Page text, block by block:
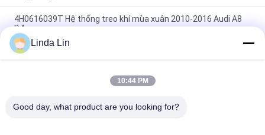
4H0616039T Hệ thống treo khí mùa xuân 2010-2016 Audi A8
D4
4Z7616051A Rear Left Air Suspension Strut / Audi Allroad Air
Suspension Replacement
Audi treo không khí 4Z7616051D 4Z7616051B A6 / C5 4b
Linda Lin
10:44 PM
Good day, what product are you looking for?